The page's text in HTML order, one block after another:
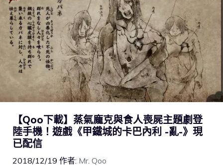
【Qoo下載】蒸氣龐克與食人喪屍主題劇登
陸手機！遊戲《甲鐵城的卡巴內利 -亂-》現
已配信
2018/12/19 作者: Mr. Qoo